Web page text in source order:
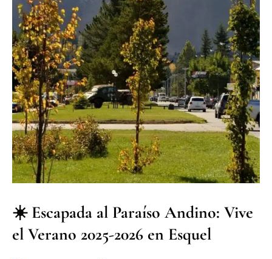
☀️ Escapada al Paraíso Andino: Vive
el Verano 2025-2026 en Esquel